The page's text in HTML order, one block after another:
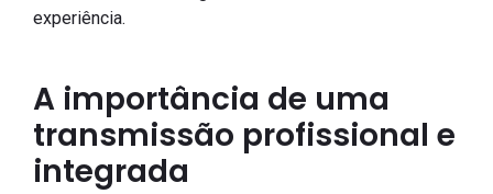
experiência.
A importância de uma
transmissão profissional e
integrada